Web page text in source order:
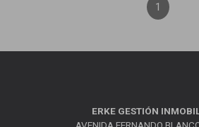
1
ERKE GESTIÓN